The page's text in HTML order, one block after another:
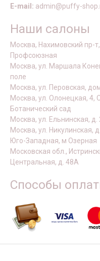
E-mail: admin@puffy-
Наши салоны
Москва, Нахимовский пр-
Профсоюзная
Москва, ул. Маршала
поле
Москва, ул. Перовская,
Москва, ул. Олонецкая, 4,
Ботанический сад
Москва, ул. Ельнинская,
Москва, ул. Никулинская,
Юго-Западная, м Озерная
Московская обл.,
Центральная, д. 48А
Способы